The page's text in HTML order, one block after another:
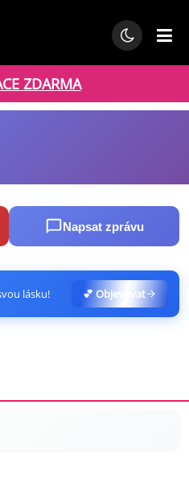
ZDARMA
Napsat zprávu
lásku! 💕 Objevovat